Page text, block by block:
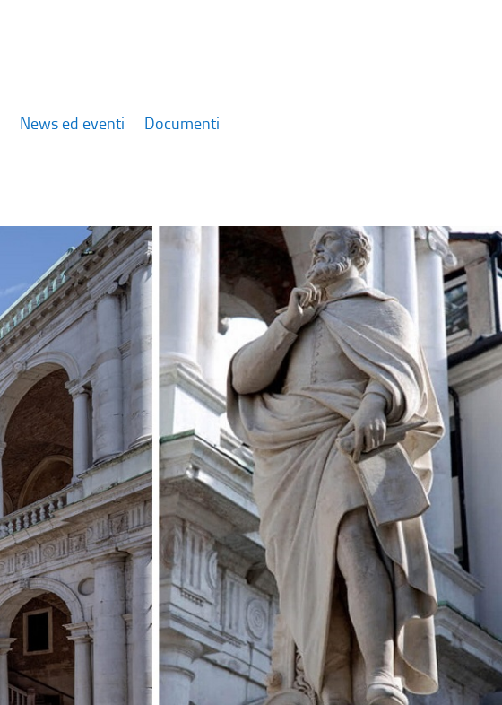
News ed eventi Documenti